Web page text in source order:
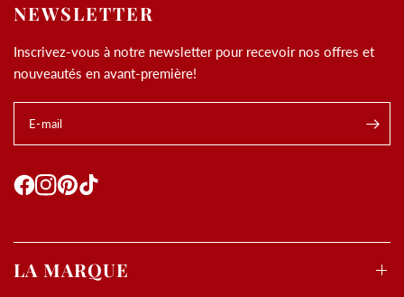
NEWSLETTER
Inscrivez-vous à notre newsletter pour recevoir nos offres et
nouveautés en avant-première!
E-mail
LA MARQUE